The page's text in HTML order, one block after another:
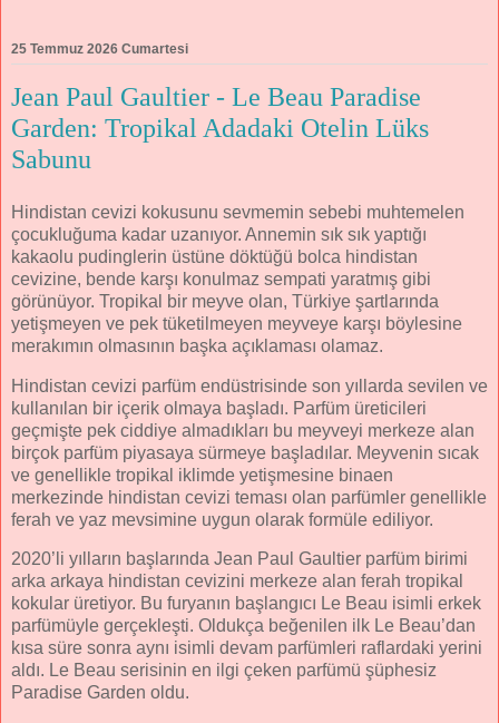
25 Temmuz 2026 Cumartesi
Jean Paul Gaultier - Le Beau Paradise
Garden: Tropikal Adadaki Otelin Lüks
Sabunu
Hindistan cevizi kokusunu sevmemin sebebi muhtemelen
çocukluğuma kadar uzanıyor. Annemin sık sık yaptığı
kakaolu pudinglerin üstüne döktüğü bolca hindistan
cevizine, bende karşı konulmaz sempati yaratmış gibi
görünüyor. Tropikal bir meyve olan, Türkiye şartlarında
yetişmeyen ve pek tüketilmeyen meyveye karşı böylesine
merakımın olmasının başka açıklaması olamaz.
Hindistan cevizi parfüm endüstrisinde son yıllarda sevilen ve
kullanılan bir içerik olmaya başladı. Parfüm üreticileri
geçmişte pek ciddiye almadıkları bu meyveyi merkeze alan
birçok parfüm piyasaya sürmeye başladılar. Meyvenin sıcak
ve genellikle tropikal iklimde yetişmesine binaen
merkezinde hindistan cevizi teması olan parfümler genellikle
ferah ve yaz mevsimine uygun olarak formüle ediliyor.
2020’li yılların başlarında Jean Paul Gaultier parfüm birimi
arka arkaya hindistan cevizini merkeze alan ferah tropikal
kokular üretiyor. Bu furyanın başlangıcı Le Beau isimli erkek
parfümüyle gerçekleşti. Oldukça beğenilen ilk Le Beau’dan
kısa süre sonra aynı isimli devam parfümleri raflardaki yerini
aldı. Le Beau serisinin en ilgi çeken parfümü şüphesiz
Paradise Garden oldu.